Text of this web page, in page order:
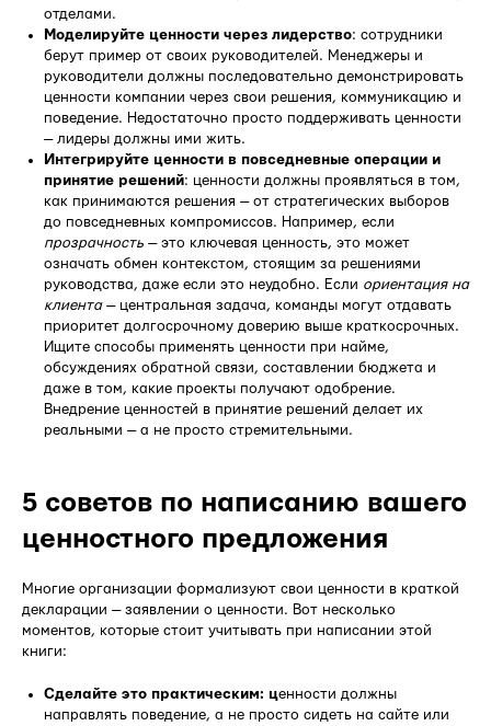
отделами.
Моделируйте ценности через лидерство: сотрудники
берут пример от своих руководителей. Менеджеры и
руководители должны последовательно демонстрировать
ценности компании через свои решения, коммуникацию и
поведение. Недостаточно просто поддерживать ценности
— лидеры должны ими жить.
Интегрируйте ценности в повседневные операции и
принятие решений: ценности должны проявляться в том,
как принимаются решения — от стратегических выборов
до повседневных компромиссов. Например, если
прозрачность — это ключевая ценность, это может
означать обмен контекстом, стоящим за решениями
руководства, даже если это неудобно. Если ориентация на
клиента— центральная задача, команды могут отдавать
приоритет долгосрочному доверию выше краткосрочных.
Ищите способы применять ценности при найме,
обсуждениях обратной связи, составлении бюджета и
даже в том, какие проекты получают одобрение.
Внедрение ценностей в принятие решений делает их
реальными — а не просто стремительными.
5 советов по написанию вашего
ценностного предложения
Многие организации формализуют свои ценности в краткой
декларации — заявлении о ценности. Вот несколько
моментов, которые стоит учитывать при написании этой
книги:
Сделайте это практическим: ценности должны
направлять поведение, а не просто сидеть на сайте или